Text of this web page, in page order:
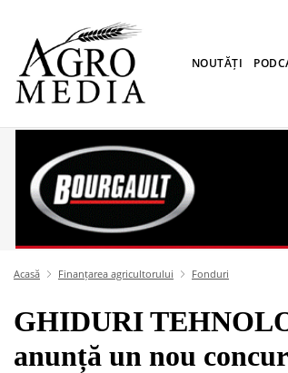
NOUTĂȚI
Acasă Finanțarea agricultorului Fonduri
GHIDURI
anunță un nou